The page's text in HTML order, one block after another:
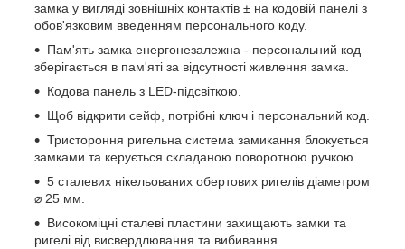
замка у вигляді зовнішніх контактів ± на кодовій панелі з
обов'язковим введенням персонального коду.
Пам'ять замка енергонезалежна - персональний код
зберігається в пам'яті за відсутності живлення замка.
Кодова панель з LED-підсвіткою.
Щоб відкрити сейф, потрібні ключ і персональний код.
Тристороння ригельна система замикання блокується
замками та керується складаною поворотною ручкою.
5 сталевих нікельованих обертових ригелів діаметром
⌀ 25 мм.
Високоміцні сталеві пластини захищають замки та
ригелі від висвердлювання та вибивання.